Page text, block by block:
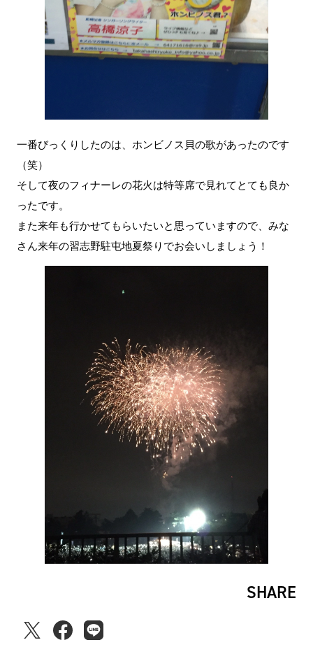
一番びっくりしたのは、ホンビノス貝の歌があったのです
（笑）
そして夜のフィナーレの花火は特等席で見れてとても良か
ったです。
また来年も行かせてもらいたいと思っていますので、みな
さん来年の習志野駐屯地夏祭りでお会いしましょう！
SHARE